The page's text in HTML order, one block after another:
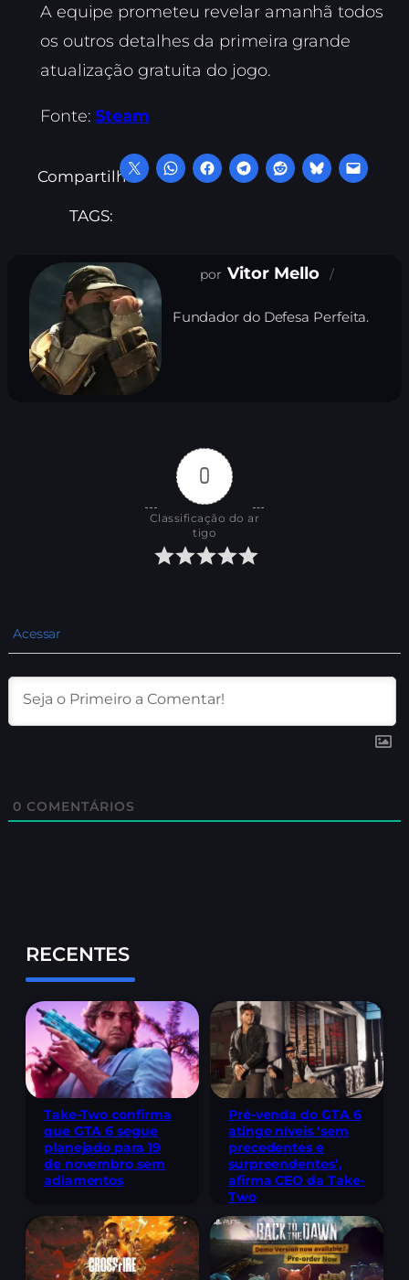
A equipe prometeu revelar amanhã todos
os outros detalhes da primeira grande
atualização gratuita do jogo.
Fonte:Steam
Compartilhe:
TAGS:
Vitor Mello
Fundador do Defesa Perfeita.
0
Classificação do ar
tigo
Acessar
0 COMENTÁRIOS
RECENTES
Take-Two confirma
que GTA 6 segue
planejado para 19
de novembro sem
adiamentos
Pré-venda do GTA 6
atinge níveis ‘sem
precedentes e
surpreendentes’,
afirma CEO da Take-
Two